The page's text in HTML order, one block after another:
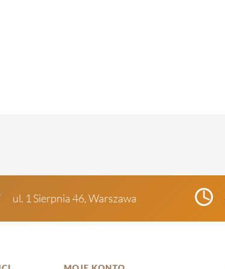
ul. 1 Sierpnia 46, Warszawa